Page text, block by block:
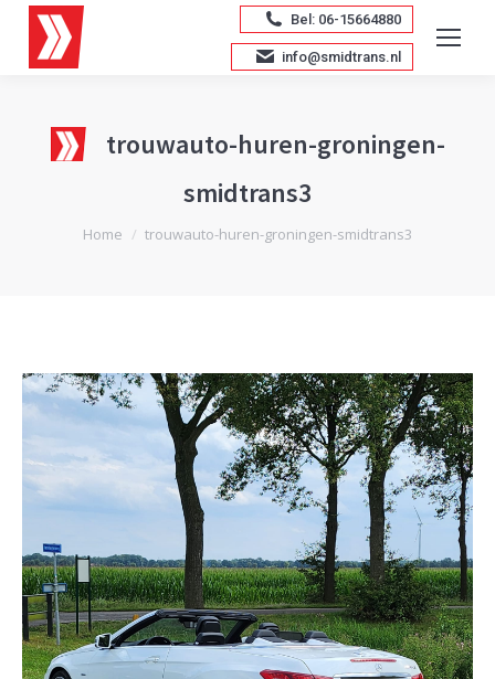
Bel: 06-15664880
info@smidtrans.nl
trouwauto-huren-groningen-
smidtrans3
Je bent hier:
Home trouwauto-huren-groningen-smidtrans3